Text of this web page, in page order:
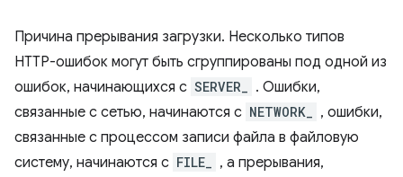
Причина прерывания загрузки. Несколько типов
HTTP-ошибок могут быть сгруппированы под одной из
ошибок, начинающихся с SERVER_
. Ошибки,
связанные с сетью, начинаются с NETWORK_
, ошибки,
связанные с процессом записи файла в файловую
систему, начинаются с FILE_
, а прерывания,